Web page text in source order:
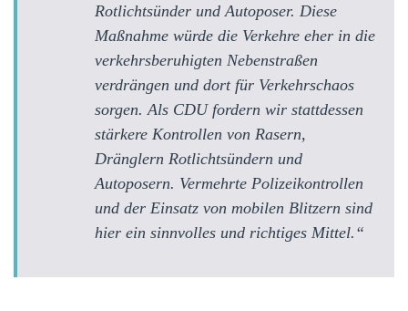
Rotlichtsünder und Autoposer. Diese
Maßnahme würde die Verkehre eher in die
verkehrsberuhigten Nebenstraßen
verdrängen und dort für Verkehrschaos
sorgen. Als CDU fordern wir stattdessen
stärkere Kontrollen von Rasern,
Dränglern Rotlichtsündern und
Autoposern. Vermehrte Polizeikontrollen
und der Einsatz von mobilen Blitzern sind
hier ein sinnvolles und richtiges Mittel.“